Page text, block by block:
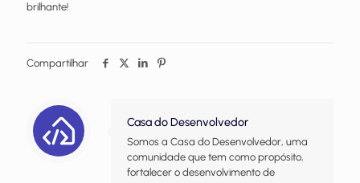
brilhante!
Compartilhar
Casa do Desenvolvedor
Somos a Casa do Desenvolvedor, uma
comunidade que tem como propósito,
fortalecer o desenvolvimento de